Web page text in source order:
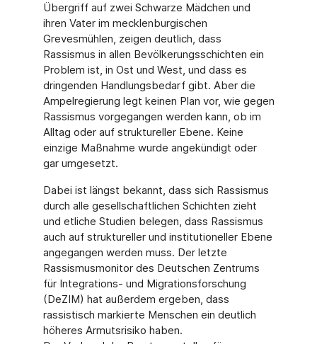
Übergriff auf zwei Schwarze Mädchen und
ihren Vater im mecklenburgischen
Grevesmühlen, zeigen deutlich, dass
Rassismus in allen Bevölkerungsschichten ein
Problem ist, in Ost und West, und dass es
dringenden Handlungsbedarf gibt. Aber die
Ampelregierung legt keinen Plan vor, wie gegen
Rassismus vorgegangen werden kann, ob im
Alltag oder auf struktureller Ebene. Keine
einzige Maßnahme wurde angekündigt oder
gar umgesetzt.
Dabei ist längst bekannt, dass sich Rassismus
durch alle gesellschaftlichen Schichten zieht
und etliche Studien belegen, dass Rassismus
auch auf struktureller und institutioneller Ebene
angegangen werden muss. Der letzte
Rassismusmonitor des Deutschen Zentrums
für Integrations- und Migrationsforschung
(DeZIM) hat außerdem ergeben, dass
rassistisch markierte Menschen ein deutlich
höheres Armutsrisiko haben.